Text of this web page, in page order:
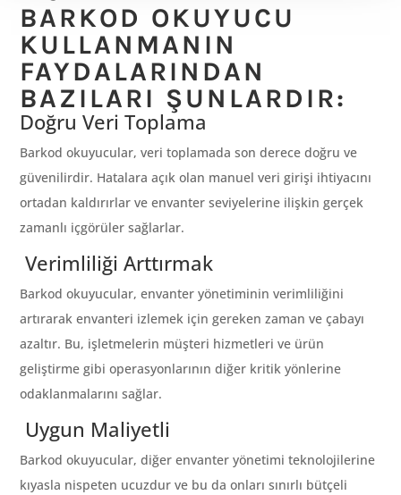
BARKOD OKUYUCU
KULLANMANIN
FAYDALARINDAN
BAZILARI ŞUNLARDIR:
Doğru Veri Toplama
Barkod okuyucular, veri toplamada son derece doğru ve
güvenilirdir. Hatalara açık olan manuel veri girişi ihtiyacını
ortadan kaldırırlar ve envanter seviyelerine ilişkin gerçek
zamanlı içgörüler sağlarlar.
Verimliliği Arttırmak
Barkod okuyucular, envanter yönetiminin verimliliğini
artırarak envanteri izlemek için gereken zaman ve çabayı
azaltır. Bu, işletmelerin müşteri hizmetleri ve ürün
geliştirme gibi operasyonlarının diğer kritik yönlerine
odaklanmalarını sağlar.
Uygun Maliyetli
Barkod okuyucular, diğer envanter yönetimi teknolojilerine
kıyasla nispeten ucuzdur ve bu da onları sınırlı bütçeli